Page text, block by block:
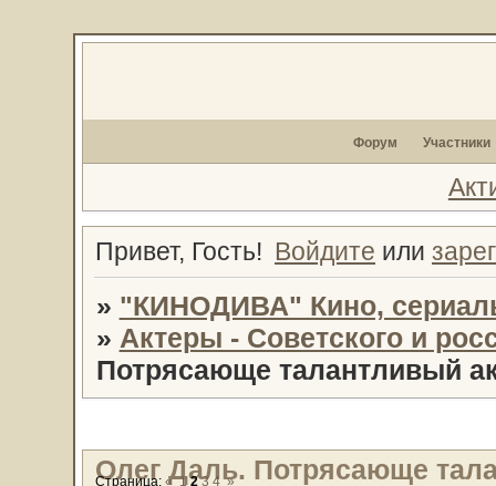
Форум Участники
Привет, Гость! Войдите или
» "КИНОДИВА" Кино,
» Актеры - Советского и
Потрясающе талантливый
Олег Даль. Потрясающе
Страница: « 1 2 3 4 »